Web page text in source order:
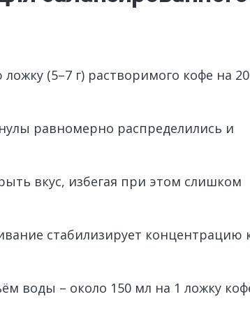
(5–7 г) растворимого кофе на
равномерно распределились и
вкус, избегая при этом слишком
стабилизирует концентрацию
воды – около 150 мл на 1 ложку